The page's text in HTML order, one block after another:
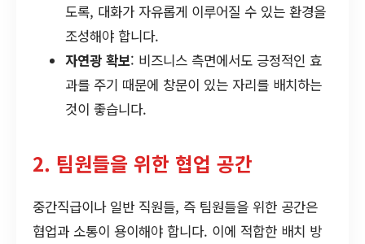
도록, 대화가 자유롭게 이루어질 수 있는 환경을
조성해야 합니다.
자연광 확보: 비즈니스 측면에서도 긍정적인 효
과를 주기 때문에 창문이 있는 자리를 배치하는
것이 좋습니다.
2. 팀원들을 위한 협업 공간
중간직급이나 일반 직원들, 즉 팀원들을 위한 공간은
협업과 소통이 용이해야 합니다. 이에 적합한 배치 방